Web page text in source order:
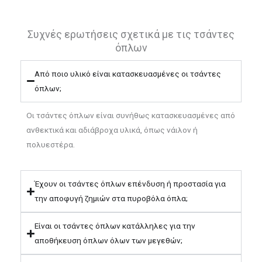
m
t
Συχνές ερωτήσεις σχετικά με τις τσάντες
όπλων
Από ποιο υλικό είναι κατασκευασμένες οι τσάντες
όπλων;
Οι τσάντες όπλων είναι συνήθως κατασκευασμένες από
ανθεκτικά και αδιάβροχα υλικά, όπως νάιλον ή
πολυεστέρα.
Έχουν οι τσάντες όπλων επένδυση ή προστασία για
την αποφυγή ζημιών στα πυροβόλα όπλα;
Είναι οι τσάντες όπλων κατάλληλες για την
αποθήκευση όπλων όλων των μεγεθών;